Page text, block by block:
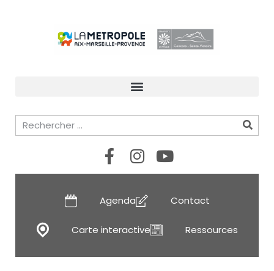
Agenda Contact
Carte interactive Ressources